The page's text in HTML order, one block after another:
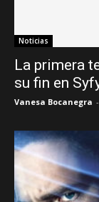
Noticias
La primera
su fin en
Vanesa Bocanegra -